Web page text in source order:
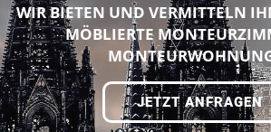
WIR BIETEN UND VERMITTELN
MÖBLIERTE
JETZT ANFRAGEN